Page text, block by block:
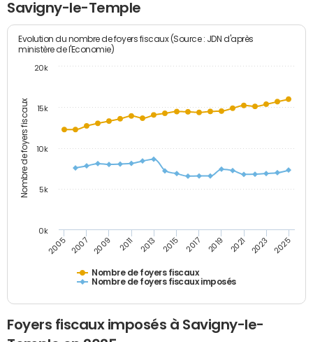
Savigny-le-Temple
Nombre de foyers fiscaux
Evolution du nombre de foyers fiscaux (Source : JDN d'après
ministère de l'Economie)
Nombre de foyers fiscaux
Nombre de foyers fiscaux imposés
2005 2007 2009 2011 2013 2015 2017 2019 2021 2023 2025
0k
5k
10k
15k
20k
Foyers fiscaux imposés à Savigny-le-